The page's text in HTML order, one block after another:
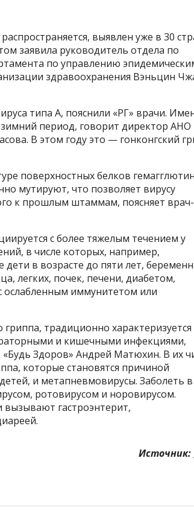
выявлен уже в 30
заявила руководитель отдела по
по управлению
здравоохранения Вэньцин
типа А, пояснили «РГ» врачи.
период, говорит директор АНО
В этом году это — гонконгский
поверхностных белков
мутируют, что позволяет вирусу
к прошлым штаммам, поясняет врач-
с более тяжелым течением у
в числе которых, например,
в возрасте до пяти лет,
легких, почек, печени, диабетом,
ослабленным иммунитетом или
традиционно характеризуется
и кишечными инфекциями,
Здоров» Андрей Матюхин. В их
которые становятся причиной
и метапневмовирусы. Заболеть в
ротовирусом и норовирусом.
гастроэнтерит,
Источник: